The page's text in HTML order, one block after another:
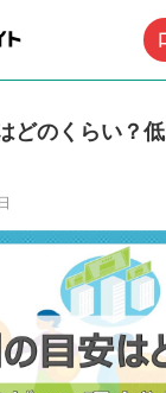
どのくらい？